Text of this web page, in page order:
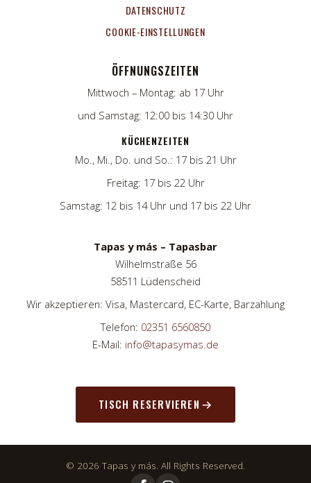
DATENSCHUTZ
COOKIE-EINSTELLUNGEN
ÖFFNUNGSZEITEN
Mittwoch – Montag: ab 17 Uhr
und Samstag: 12:00 bis 14:30 Uhr
KÜCHENZEITEN
Mo., Mi., Do. und So.: 17 bis 21 Uhr
Freitag: 17 bis 22 Uhr
Samstag: 12 bis 14 Uhr und 17 bis 22 Uhr
Tapas y más – Tapasbar
Wilhelmstraße 56
58511 Lüdenscheid
Wir akzeptieren: Visa, Mastercard, EC-Karte, Barzahlung
Telefon: 02351 6560850
E-Mail: info@tapasymas.de
TISCH RESERVIEREN
© 2026 Tapas y más. All Rights Reserved.